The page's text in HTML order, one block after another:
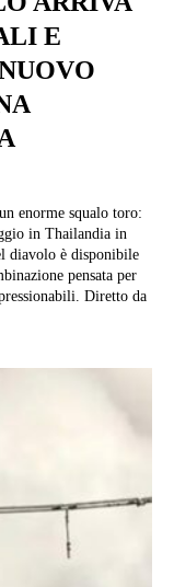
E
enorme squalo toro:
in Thailandia in
pensata per
Diretto da